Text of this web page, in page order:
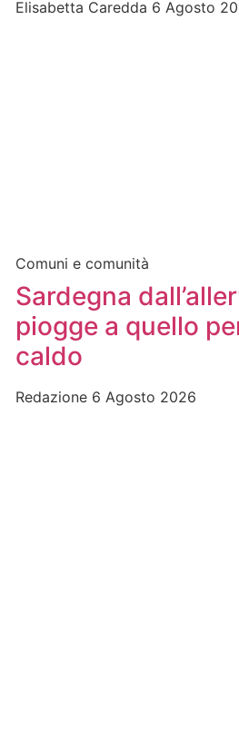
Elisabetta Caredda 6 Agosto
Comuni e comunità
Sardegna
piogge a quello
caldo
Redazione 6 Agosto 2026